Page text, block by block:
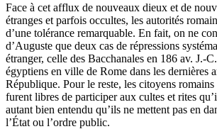
Face à cet afflux de nouveaux dieux et de
étranges et parfois occultes, les autorités
d’une tolérance remarquable. En fait, on ne
d’Auguste que deux cas de répressions
étranger, celle des Bacchanales en 186 av. J.-
égyptiens en ville de Rome dans les dernières
République. Pour le reste, les citoyens
furent libres de participer aux cultes et rites
autant bien entendu qu’ils ne mettent pas en
l’État ou l’ordre public.